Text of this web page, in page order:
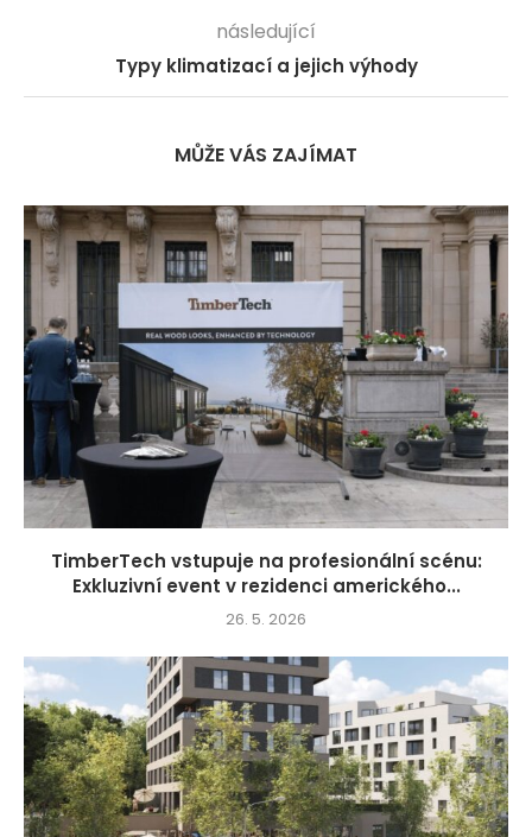
následující
Typy klimatizací a jejich výhody
MŮŽE VÁS ZAJÍMAT
TimberTech vstupuje na profesionální scénu:
Exkluzivní event v rezidenci amerického...
26. 5. 2026